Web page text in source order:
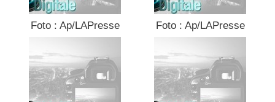
Foto : Ap/LAPresse Foto : Ap/LAPresse